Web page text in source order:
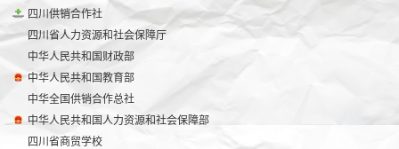
四川供销合作社
四川省人力资源和社会保障厅
中华人民共和国财政部
中华人民共和国教育部
中华全国供销合作总社
中华人民共和国人力资源和社会保障部
四川省商贸学校